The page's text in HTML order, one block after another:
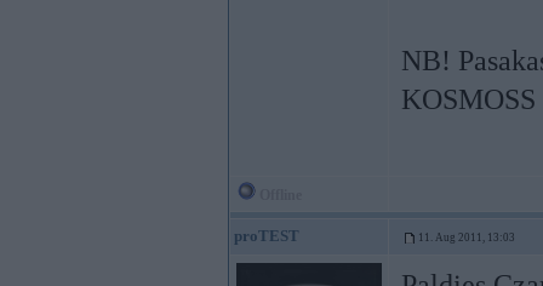
NB!
proTEST 11. Aug 2011, 13:03